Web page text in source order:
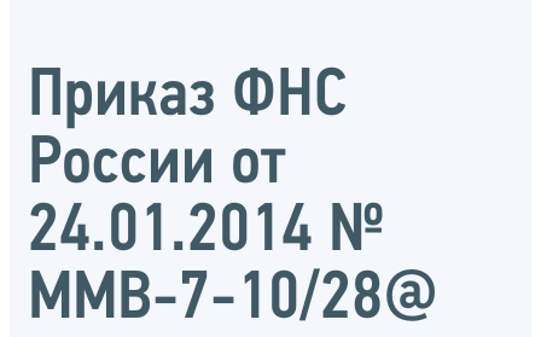
Приказ ФНС
России от
24.01.2014 №
ММВ-7-10/28@